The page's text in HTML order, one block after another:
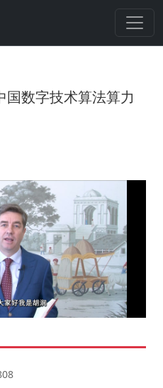
数字技术算法算力